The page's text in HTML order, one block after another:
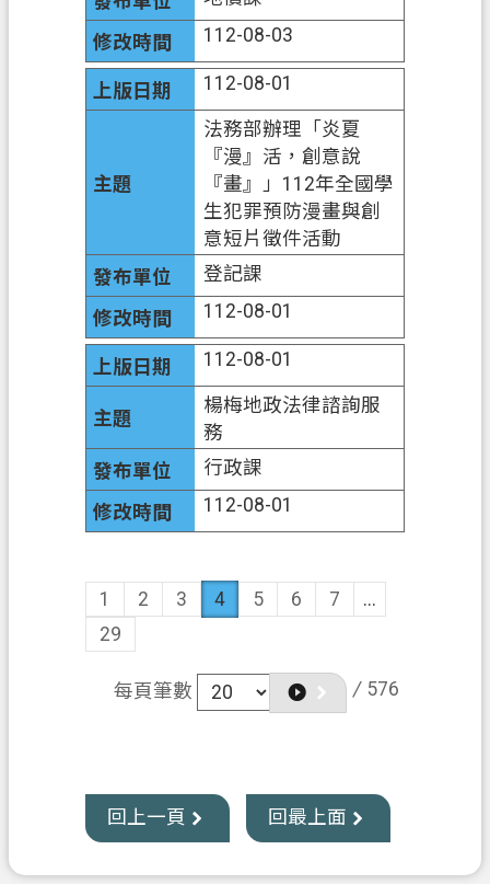
112-08-03
112-08-01
法務部辦理「炎夏
『漫』活，創意說
『畫』」112年全國學
生犯罪預防漫畫與創
意短片徵件活動
登記課
112-08-01
112-08-01
楊梅地政法律諮詢服
務
行政課
112-08-01
1 2 3 4 5 6 7
...
29
每頁筆數 / 576
回上一頁 回最上面